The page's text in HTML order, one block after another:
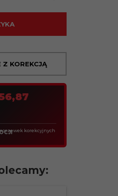
Z KOREKCJĄ
korekcyjnych